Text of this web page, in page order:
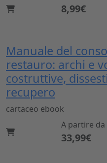
8,99€
Manuale del
restauro: archi e
costruttive,
recupero
cartaceo ebook
A partire da
33,99€